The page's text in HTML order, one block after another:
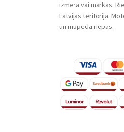
izmēra vai markas.
Latvijas teritorijā.
un mopēda riepas.